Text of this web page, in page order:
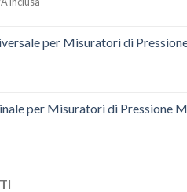
per Misuratori di
per Misuratori di Pressione